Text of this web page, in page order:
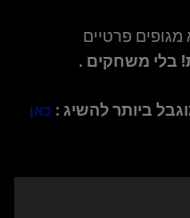
פרטיים
בלי משחקים .
ביותר להשיג : כאן